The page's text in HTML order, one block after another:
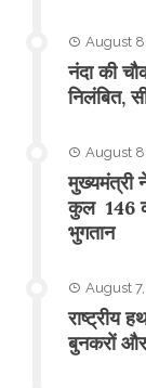
August
नंदा की
निलंबित,
August
मुख्यमंत्री
कुल 146
भुगतान
August
राष्ट्रीय
बुनकरों और